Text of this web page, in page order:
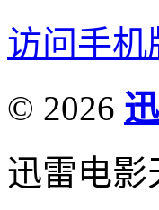
访问手机
© 2026
迅雷电